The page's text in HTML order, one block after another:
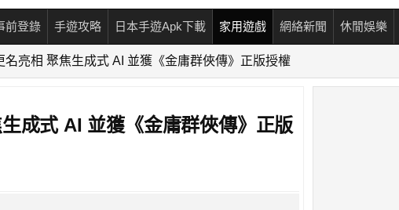
前登錄 手遊攻略 日本手遊Apk下載 家用遊戲 網絡新聞 休閒娛樂
名亮相 聚焦生成式 AI 並獲《金庸群俠傳》正版授權
成式 AI 並獲《金庸群俠傳》正版